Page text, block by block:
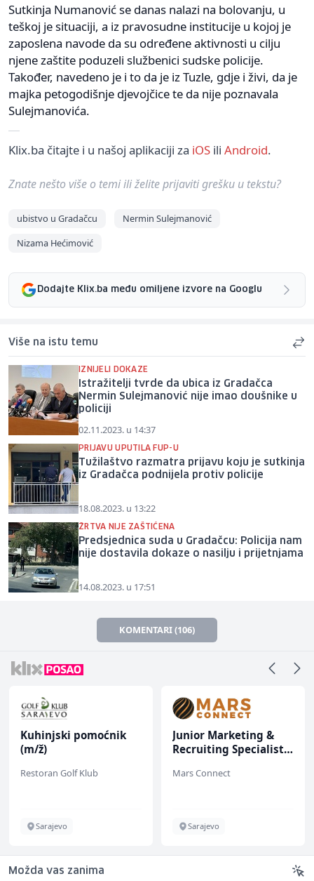
Sutkinja Numanović se danas nalazi na bolovanju, u
teškoj je situaciji, a iz pravosudne institucije u kojoj je
zaposlena navode da su određene aktivnosti u cilju
njene zaštite poduzeli službenici sudske policije.
Također, navedeno je i to da je iz Tuzle, gdje i živi, da je
majka petogodišnje djevojčice te da nije poznavala
Sulejmanovića.
Klix.ba čitajte i u našoj aplikaciji za iOS ili Android.
Znate nešto više o temi ili želite prijaviti grešku u tekstu?
ubistvo u Gradačcu
Nermin Sulejmanović
Nizama Hećimović
Dodajte Klix.ba među omiljene izvore na Googlu
Više na istu temu
IZNIJELI DOKAZE
Istražitelji tvrde da ubica iz Gradačca
Nermin Sulejmanović nije imao doušnike u
policiji
02.11.2023. u 14:37
PRIJAVU UPUTILA FUP-U
Tužilaštvo razmatra prijavu koju je sutkinja
iz Gradačca podnijela protiv policije
18.08.2023. u 13:22
ŽRTVA NIJE ZAŠTIĆENA
Predsjednica suda u Gradačcu: Policija nam
nije dostavila dokaze o nasilju i prijetnjama
14.08.2023. u 17:51
KOMENTARI (106)
Kuhinjski pomoćnik
(m/ž)
Restoran Golf Klub
Sarajevo
Junior Marketing &
Recruiting Specialist
Mars Connect
Sarajevo
Možda vas zanima